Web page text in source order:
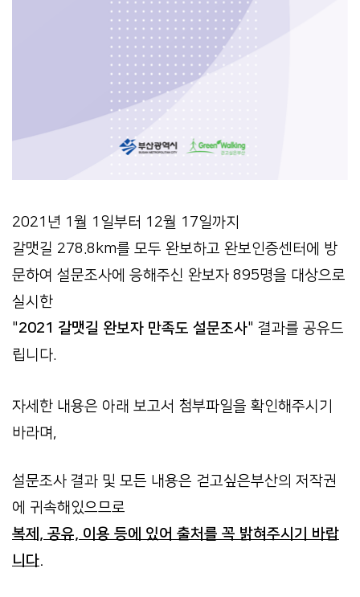
2021년 1월 1일부터 12월 17일까지
갈맷길 278.8km를 모두 완보하고 완보인증센터에 방
문하여 설문조사에 응해주신 완보자 895명을 대상으로
실시한
"2021 갈맷길 완보자 만족도 설문조사" 결과를 공유드
립니다.
자세한 내용은 아래 보고서 첨부파일을 확인해주시기
바라며,
설문조사 결과 및 모든 내용은 걷고싶은부산의 저작권
에 귀속해있으므로
복제, 공유, 이용 등에 있어 출처를 꼭 밝혀주시기 바랍
니다.